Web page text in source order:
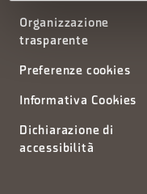
Organizzazione
trasparente
Preferenze cookies
Informativa Cookies
Dichiarazione di
accessibilità